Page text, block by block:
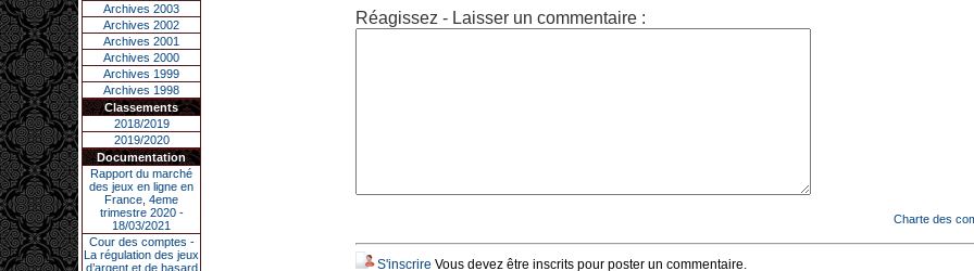
Archives 2003
Archives 2002
Archives 2001
Archives 2000
Archives 1999
Archives 1998
Classements
2018/2019
2019/2020
Documentation
Rapport du marché
des jeux en ligne en
France, 4eme
trimestre 2020 -
18/03/2021
Cour des comptes -
La régulation des jeux
d’argent et de hasard
Réagissez - Laisser un commentaire :
Charte des
S'inscrire Vous devez être inscrits pour poster un commentaire.